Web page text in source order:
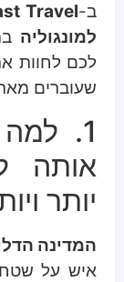
ב-Travel
למונגוליה
לכם לחוות
שעוברים
1.
אותה
יותר
המדינה